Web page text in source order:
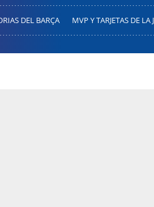
DEL BARÇA MVP Y TARJETAS DE LA